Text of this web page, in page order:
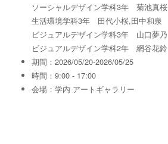
ソーシャルデザイン学科3年 菊池真桜
生活環境学科3年 田代小桜,田中和泉
ビジュアルデザイン学科3年 山口夢乃
ビジュアルデザイン学科2年 網谷花鈴
期間：2026/05/20-2026/05/25
時間：9:00 - 17:00
会場：学内 アートギャラリー